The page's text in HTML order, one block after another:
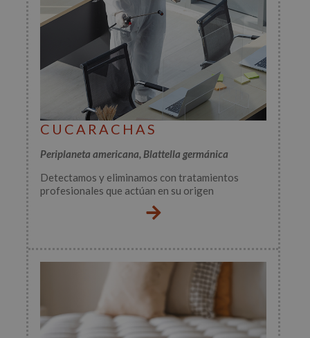
CUCARACHAS
Periplaneta americana, Blattella germánica
Detectamos y eliminamos con tratamientos
profesionales que actúan en su origen